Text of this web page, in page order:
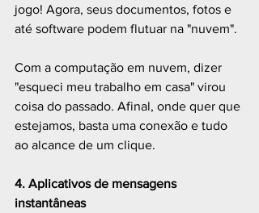
jogo! Agora, seus documentos, fotos e
até software podem flutuar na "nuvem".
Com a computação em nuvem, dizer
"esqueci meu trabalho em casa" virou
coisa do passado. Afinal, onde quer que
estejamos, basta uma conexão e tudo
ao alcance de um clique.
4. Aplicativos de mensagens
instantâneas